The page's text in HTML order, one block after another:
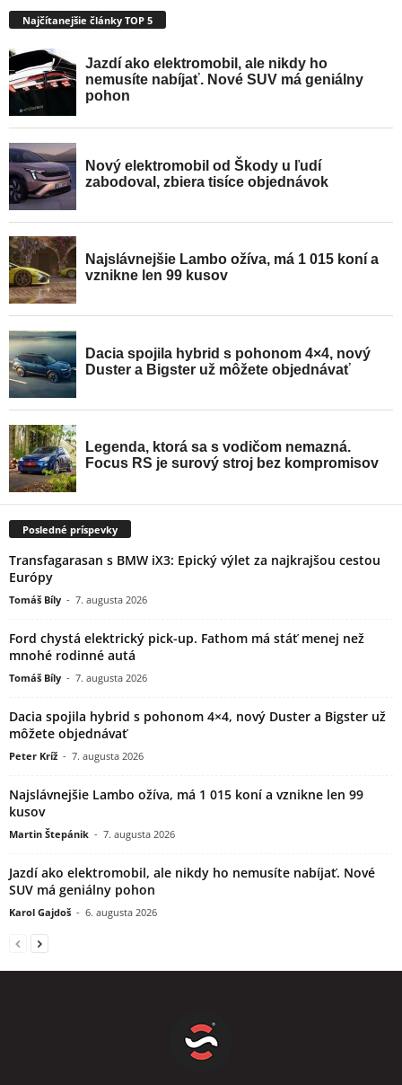
Najčítanejšie články TOP 5
Posledné príspevky
Transfagarasan s BMW iX3: Epický výlet za najkrajšou cestou
Európy
Tomáš Bíly - 7. augusta 2026
Ford chystá elektrický pick-up. Fathom má stáť menej než
mnohé rodinné autá
Tomáš Bíly - 7. augusta 2026
Dacia spojila hybrid s pohonom 4×4, nový Duster a Bigster už
môžete objednávať
Peter Kríž - 7. augusta 2026
Najslávnejšie Lambo ožíva, má 1 015 koní a vznikne len 99
kusov
Martin Štepánik - 7. augusta 2026
Jazdí ako elektromobil, ale nikdy ho nemusíte nabíjať. Nové
SUV má geniálny pohon
Karol Gajdoš - 6. augusta 2026